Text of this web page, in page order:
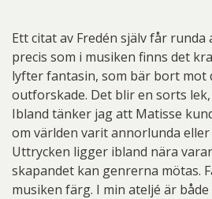
Ett citat av Fredén själv får runda
precis som i musiken finns det
lyfter fantasin, som bär bort mot
outforskade. Det blir en sorts
Ibland tänker jag att Matisse
om världen varit annorlunda eller
Uttrycken ligger ibland nära
skapandet kan genrerna mötas.
musiken färg. I min ateljé är